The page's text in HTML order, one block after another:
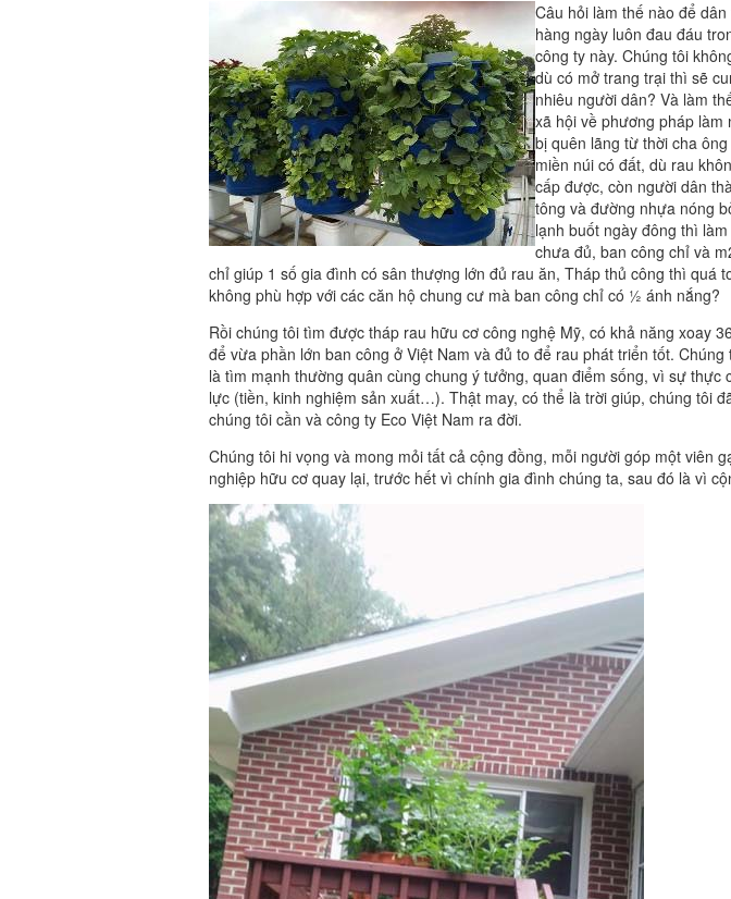
Câu hỏi làm thế nào để
hàng ngày luôn đau đáu
công ty này. Chúng tôi
dù có mở trang trại thì sẽ
nhiêu người dân? Và làm
xã hội về phương pháp
bị quên lãng từ thời cha
miền núi có đất, dù rau
cấp được, còn người dân
tông và đường nhựa nóng
lạnh buốt ngày đông thì
chưa đủ, ban công chỉ và
chỉ giúp 1 số gia đình có sân thượng lớn đủ rau ăn, Tháp thủ công thì quá
không phù hợp với các căn hộ chung cư mà ban công chỉ có ½ ánh nắng?
Rồi chúng tôi tìm được tháp rau hữu cơ công nghệ Mỹ, có khả năng xoay
để vừa phần lớn ban công ở Việt Nam và đủ to để rau phát triển tốt.
là tìm mạnh thường quân cùng chung ý tưởng, quan điểm sống, vì sự thực
lực (tiền, kinh nghiệm sản xuất…). Thật may, có thể là trời giúp, chúng tôi
chúng tôi cần và công ty Eco Việt Nam ra đời.
Chúng tôi hi vọng và mong mỏi tất cả cộng đồng, mỗi người góp một viên
nghiệp hữu cơ quay lại, trước hết vì chính gia đình chúng ta, sau đó là vì